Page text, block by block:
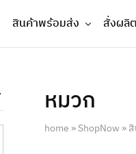
สินค้าพร้อมส่ง สั่งผลิ
หมวก
home »ShopNow »